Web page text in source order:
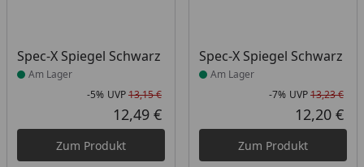
Spec-X Spiegel Schwarz
Produkt am Lager
Am Lager
Rabatt in Prozent
-5%
Ursprünglicher Preis
UVP13,15 €
Aktueller Preis
12,49 €
Zum Produkt
Spec-X Spiegel Schwarz
Produkt am Lager
Am Lager
-7% UVP13,23 €
12,20 €
Zum Produkt